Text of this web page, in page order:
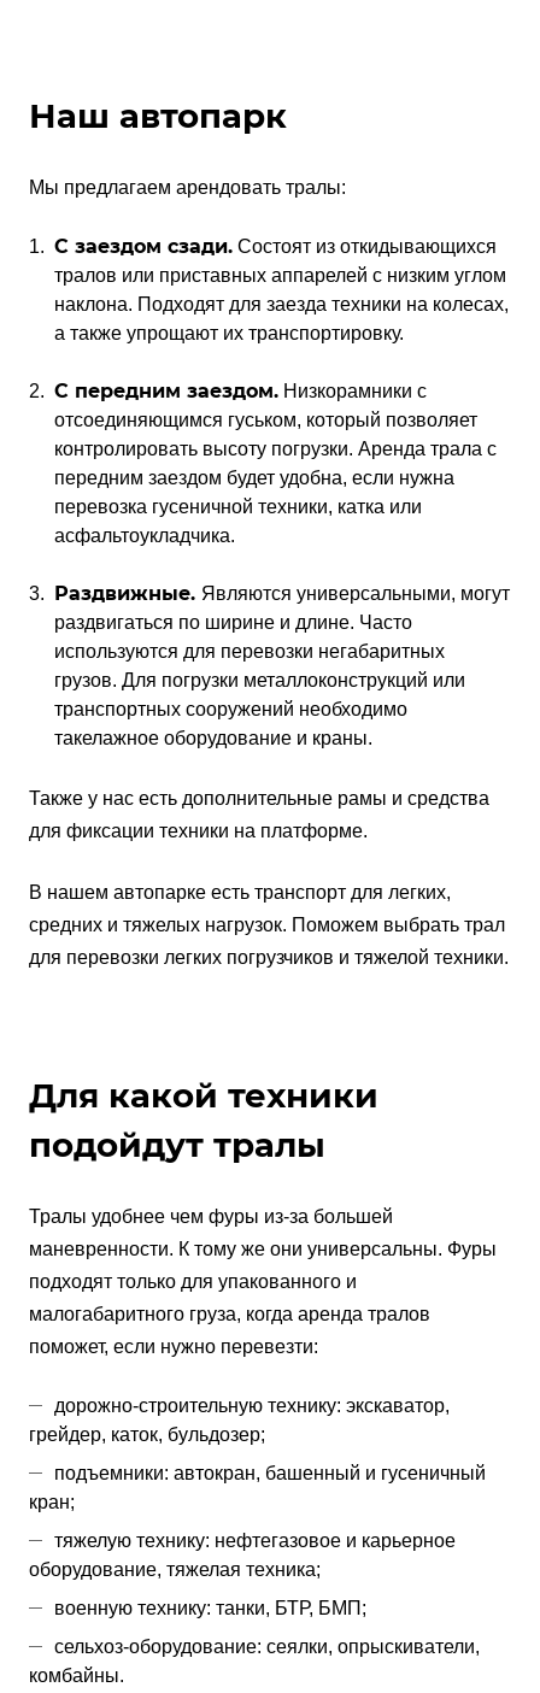
Наш автопарк
Мы предлагаем арендовать тралы:
С заездом сзади. Состоят из откидывающихся
тралов или приставных аппарелей с низким углом
наклона. Подходят для заезда техники на колесах,
а также упрощают их транспортировку.
С передним заездом. Низкорамники с
отсоединяющимся гуськом, который позволяет
контролировать высоту погрузки. Аренда трала с
передним заездом будет удобна, если нужна
перевозка гусеничной техники, катка или
асфальтоукладчика.
Раздвижные. Являются универсальными, могут
раздвигаться по ширине и длине. Часто
используются для перевозки негабаритных
грузов. Для погрузки металлоконструкций или
транспортных сооружений необходимо
такелажное оборудование и краны.
Также у нас есть дополнительные рамы и средства
для фиксации техники на платформе.
В нашем автопарке есть транспорт для легких,
средних и тяжелых нагрузок. Поможем выбрать трал
для перевозки легких погрузчиков и тяжелой техники.
Для какой техники
подойдут тралы
Тралы удобнее чем фуры из-за большей
маневренности. К тому же они универсальны. Фуры
подходят только для упакованного и
малогабаритного груза, когда аренда тралов
поможет, если нужно перевезти:
дорожно-строительную технику: экскаватор,
грейдер, каток, бульдозер;
подъемники: автокран, башенный и гусеничный
кран;
тяжелую технику: нефтегазовое и карьерное
оборудование, тяжелая техника;
военную технику: танки, БТР, БМП;
сельхоз-оборудование: сеялки, опрыскиватели,
комбайны.